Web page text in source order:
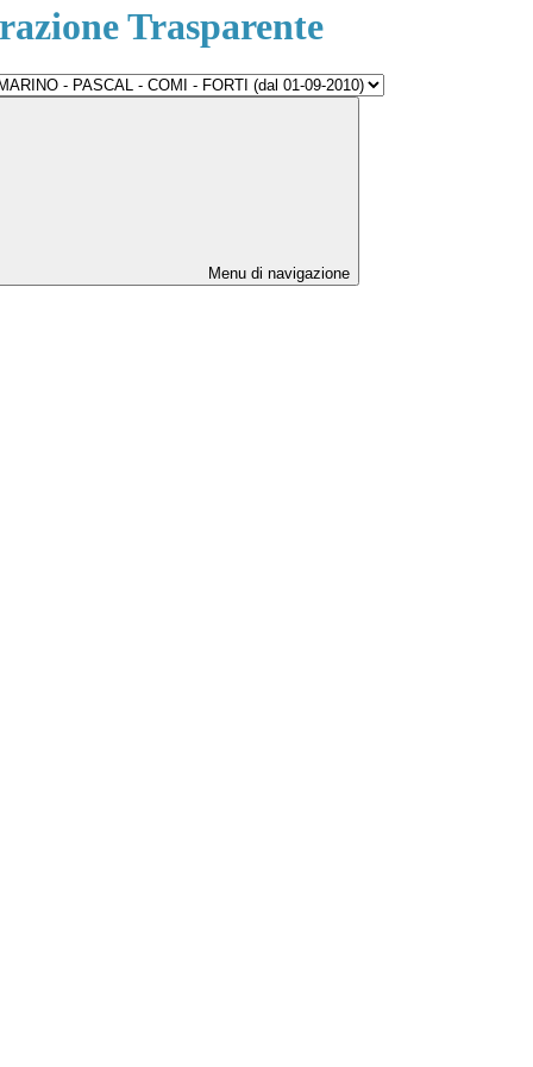
Trasparente
Menu di navigazione